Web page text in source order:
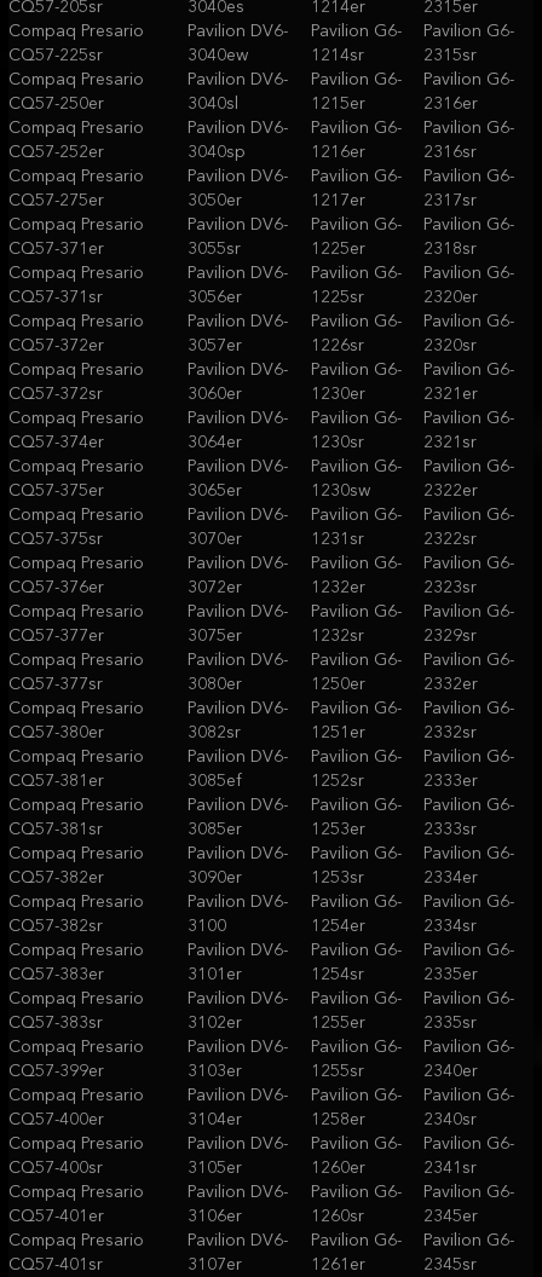
CQ57-205sr
Compaq Presario
CQ57-225sr
Compaq Presario
CQ57-250er
Compaq Presario
CQ57-252er
Compaq Presario
CQ57-275er
Compaq Presario
CQ57-371er
Compaq Presario
CQ57-371sr
Compaq Presario
CQ57-372er
Compaq Presario
CQ57-372sr
Compaq Presario
CQ57-374er
Compaq Presario
CQ57-375er
Compaq Presario
CQ57-375sr
Compaq Presario
CQ57-376er
Compaq Presario
CQ57-377er
Compaq Presario
CQ57-377sr
Compaq Presario
CQ57-380er
Compaq Presario
CQ57-381er
Compaq Presario
CQ57-381sr
Compaq Presario
CQ57-382er
Compaq Presario
CQ57-382sr
Compaq Presario
CQ57-383er
Compaq Presario
CQ57-383sr
Compaq Presario
CQ57-399er
Compaq Presario
CQ57-400er
Compaq Presario
CQ57-400sr
Compaq Presario
CQ57-401er
Compaq Presario
CQ57-401sr
3040es
Pavilion DV6-
3040ew
Pavilion DV6-
3040sl
Pavilion DV6-
3040sp
Pavilion DV6-
3050er
Pavilion DV6-
3055sr
Pavilion DV6-
3056er
Pavilion DV6-
3057er
Pavilion DV6-
3060er
Pavilion DV6-
3064er
Pavilion DV6-
3065er
Pavilion DV6-
3070er
Pavilion DV6-
3072er
Pavilion DV6-
3075er
Pavilion DV6-
3080er
Pavilion DV6-
3082sr
Pavilion DV6-
3085ef
Pavilion DV6-
3085er
Pavilion DV6-
3090er
Pavilion DV6-
3100
Pavilion DV6-
3101er
Pavilion DV6-
3102er
Pavilion DV6-
3103er
Pavilion DV6-
3104er
Pavilion DV6-
3105er
Pavilion DV6-
3106er
Pavilion DV6-
3107er
1214er
Pavilion G6-
1214sr
Pavilion G6-
1215er
Pavilion G6-
1216er
Pavilion G6-
1217er
Pavilion G6-
1225er
Pavilion G6-
1225sr
Pavilion G6-
1226sr
Pavilion G6-
1230er
Pavilion G6-
1230sr
Pavilion G6-
1230sw
Pavilion G6-
1231sr
Pavilion G6-
1232er
Pavilion G6-
1232sr
Pavilion G6-
1250er
Pavilion G6-
1251er
Pavilion G6-
1252sr
Pavilion G6-
1253er
Pavilion G6-
1253sr
Pavilion G6-
1254er
Pavilion G6-
1254sr
Pavilion G6-
1255er
Pavilion G6-
1255sr
Pavilion G6-
1258er
Pavilion G6-
1260er
Pavilion G6-
1260sr
Pavilion G6-
1261er
2315er
Pavilion G6-
2315sr
Pavilion G6-
2316er
Pavilion G6-
2316sr
Pavilion G6-
2317sr
Pavilion G6-
2318sr
Pavilion G6-
2320er
Pavilion G6-
2320sr
Pavilion G6-
2321er
Pavilion G6-
2321sr
Pavilion G6-
2322er
Pavilion G6-
2322sr
Pavilion G6-
2323sr
Pavilion G6-
2329sr
Pavilion G6-
2332er
Pavilion G6-
2332sr
Pavilion G6-
2333er
Pavilion G6-
2333sr
Pavilion G6-
2334er
Pavilion G6-
2334sr
Pavilion G6-
2335er
Pavilion G6-
2335sr
Pavilion G6-
2340er
Pavilion G6-
2340sr
Pavilion G6-
2341sr
Pavilion G6-
2345er
Pavilion G6-
2345sr